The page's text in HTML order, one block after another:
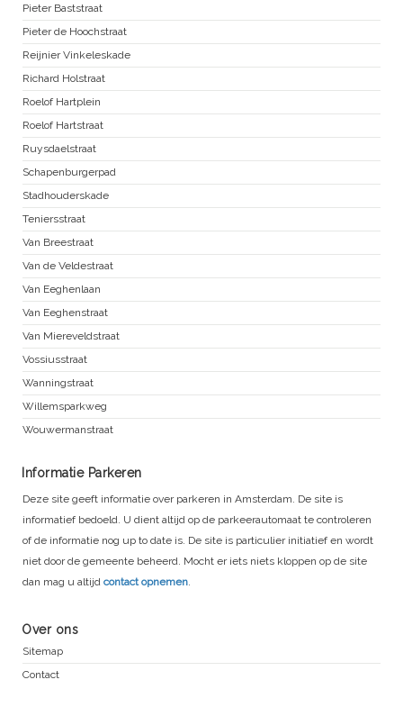
Pieter Baststraat
Pieter de Hoochstraat
Reijnier Vinkeleskade
Richard Holstraat
Roelof Hartplein
Roelof Hartstraat
Ruysdaelstraat
Schapenburgerpad
Stadhouderskade
Teniersstraat
Van Breestraat
Van de Veldestraat
Van Eeghenlaan
Van Eeghenstraat
Van Miereveldstraat
Vossiusstraat
Wanningstraat
Willemsparkweg
Wouwermanstraat
Informatie Parkeren
Deze site geeft informatie over parkeren in Amsterdam. De site is
informatief bedoeld. U dient altijd op de parkeerautomaat te controleren
of de informatie nog up to date is. De site is particulier initiatief en wordt
niet door de gemeente beheerd. Mocht er iets niets kloppen op de site
dan mag u altijd contact opnemen
Over ons
Sitemap
Contact